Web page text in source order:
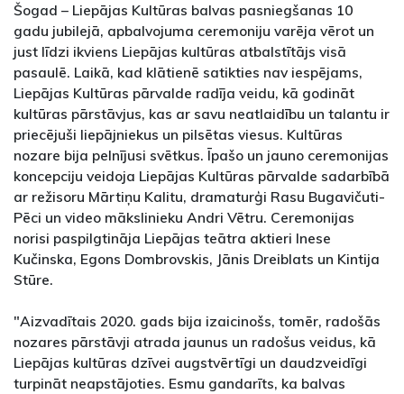
Šogad – Liepājas Kultūras balvas pasniegšanas 10
gadu jubilejā, apbalvojuma ceremoniju varēja vērot un
just līdzi ikviens Liepājas kultūras atbalstītājs visā
pasaulē. Laikā, kad klātienē satikties nav iespējams,
Liepājas Kultūras pārvalde radīja veidu, kā godināt
kultūras pārstāvjus, kas ar savu neatlaidību un talantu ir
priecējuši liepājniekus un pilsētas viesus. Kultūras
nozare bija pelnījusi svētkus. Īpašo un jauno ceremonijas
koncepciju veidoja Liepājas Kultūras pārvalde sadarbībā
ar režisoru Mārtiņu Kalitu, dramaturģi Rasu Bugavičuti-
Pēci un video mākslinieku Andri Vētru. Ceremonijas
norisi paspilgtināja Liepājas teātra aktieri Inese
Kučinska, Egons Dombrovskis, Jānis Dreiblats un Kintija
Stūre.
"Aizvadītais 2020. gads bija izaicinošs, tomēr, radošās
nozares pārstāvji atrada jaunus un radošus veidus, kā
Liepājas kultūras dzīvei augstvērtīgi un daudzveidīgi
turpināt neapstājoties. Esmu gandarīts, ka balvas